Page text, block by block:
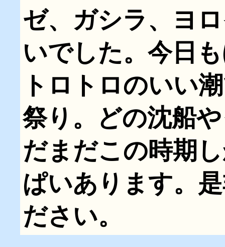
ゼ、ガシラ、ヨ
いでした。今日
トロトロのいい
祭り。どの沈船
だまだこの時期
ぱいあります。
ださい。